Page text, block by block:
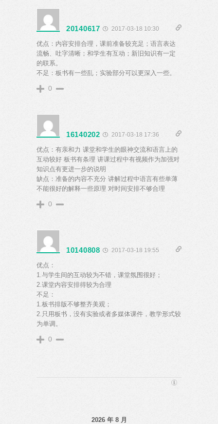
20140617 2017-03-18 10:30
优点：内容安排合理，课前准备较充足；语言表达
流畅、吐字清晰；和学生有互动；新旧知识有一定
的联系。
不足：板书有一些乱；实验部分可以更深入一些。
0
16140202 2017-03-18 17:36
优点：有亲和力 课堂和学生的眼神交流和语言上的
互动较好 板书有条理 讲课过程中有视频作为加强对
知识点有更进一步的说明
缺点：准备的内容不充分 讲解过程中语言有些单薄
不能很好的解释一些原理 对时间安排不够合理
0
10140808 2017-03-18 19:55
优点：
1.与学生间的互动较为不错，课堂氛围很好；
2.课堂内容安排得较为合理
不足：
1.板书排版不够整齐美观；
2.只用板书，没有实验或者多媒体课件，教学形式较
为单调。
0
2026 年 8 月